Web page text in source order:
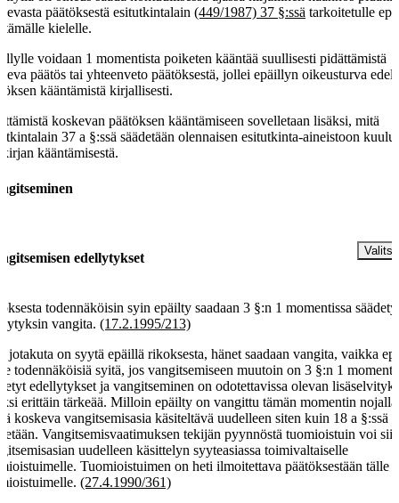
päätöksestä esitutkintalain (449/1987) 37 §:ssä tarkoitetulle
kielelle.
voidaan 1 momentista poiketen kääntää suullisesti pidättämistä
päätös tai yhteenveto päätöksestä, jollei epäillyn oikeusturva
kääntämistä kirjallisesti.
koskevan päätöksen kääntämiseen sovelletaan lisäksi, mitä
37 a §:ssä säädetään olennaisen esitutkinta-aineistoon
kääntämisestä.
edellytykset
todennäköisin syin epäilty saadaan 3 §:n 1 momentissa
vangita. (17.2.1995/213)
jotakuta on syytä epäillä rikoksesta, hänet saadaan vangita, vaikka
todennäköisiä syitä, jos vangitsemiseen muutoin on 3 §:n 1
edellytykset ja vangitseminen on odotettavissa olevan
erittäin tärkeää. Milloin epäilty on vangittu tämän momentin
koskeva vangitsemisasia käsiteltävä uudelleen siten kuin 18 a §:ssä
Vangitsemisvaatimuksen tekijän pyynnöstä tuomioistuin voi
uudelleen käsittelyn syyteasiassa toimivaltaiselle
Tuomioistuimen on heti ilmoitettava päätöksestään tälle
(27.4.1990/361)